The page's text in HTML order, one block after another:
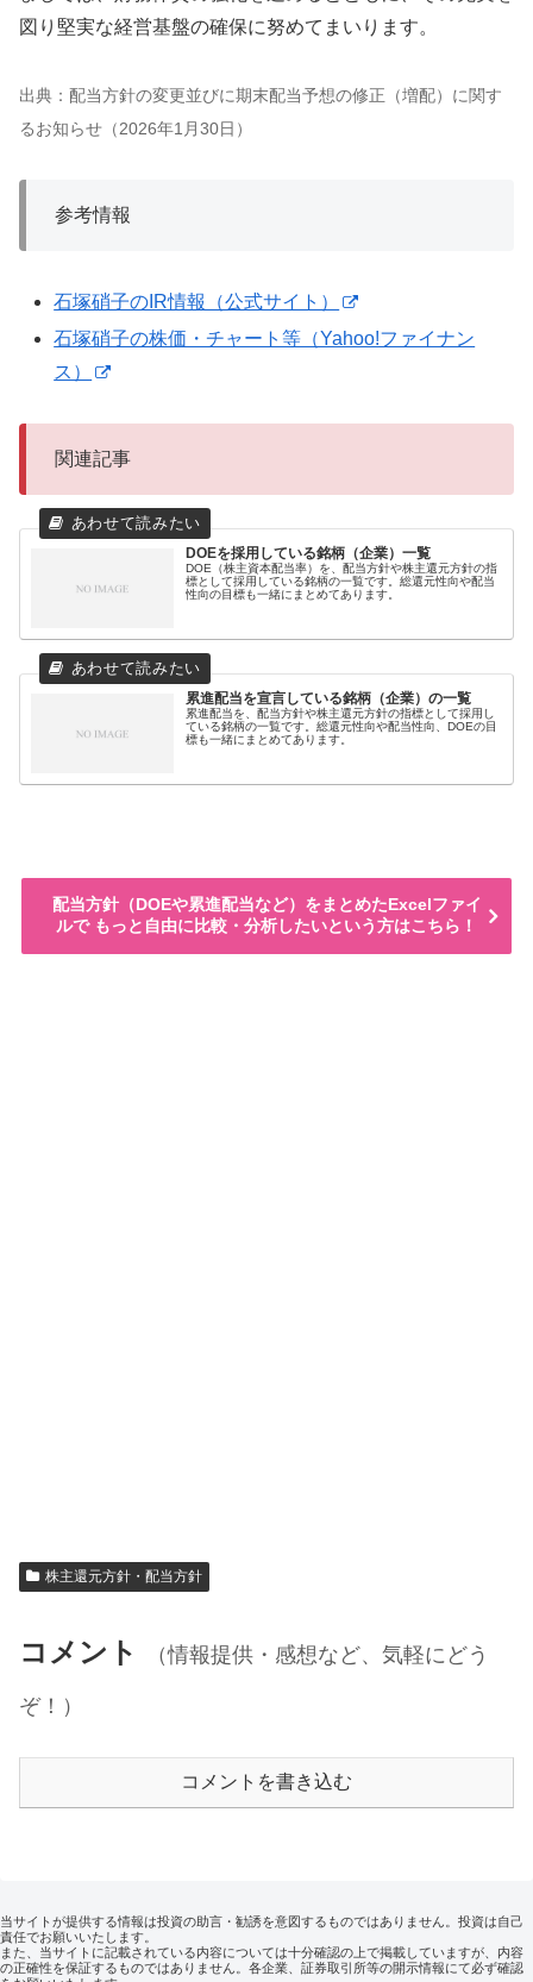
図り堅実な経営基盤の確保に努めてまいります。
出典：配当方針の変更並びに期末配当予想の修正（増配）に関す
るお知らせ（2026年1月30日）
参考情報
石塚硝子のIR情報（公式サイト）
石塚硝子の株価・チャート等（Yahoo!ファイナン
ス）
関連記事
DOEを採用している銘柄（企業）一覧
DOE（株主資本配当率）を、配当方針や株主還元方針の指
標として採用している銘柄の一覧です。総還元性向や配当
性向の目標も一緒にまとめてあります。
累進配当を宣言している銘柄（企業）の一覧
累進配当を、配当方針や株主還元方針の指標として採用し
ている銘柄の一覧です。総還元性向や配当性向、DOEの目
標も一緒にまとめてあります。
配当方針（DOEや累進配当など）をまとめたExcelファイ
ルで もっと自由に比較・分析したいという方はこちら！
株主還元方針・配当方針
コメント
（情報提供・感想など、気軽にどう
ぞ！）
コメントを書き込む
当サイトが提供する情報は投資の助言・勧誘を意図するものではありません。投資は自己
責任でお願いいたします。
また、当サイトに記載されている内容については十分確認の上で掲載していますが、内容
の正確性を保証するものではありません。各企業、証券取引所等の開示情報にて必ず確認